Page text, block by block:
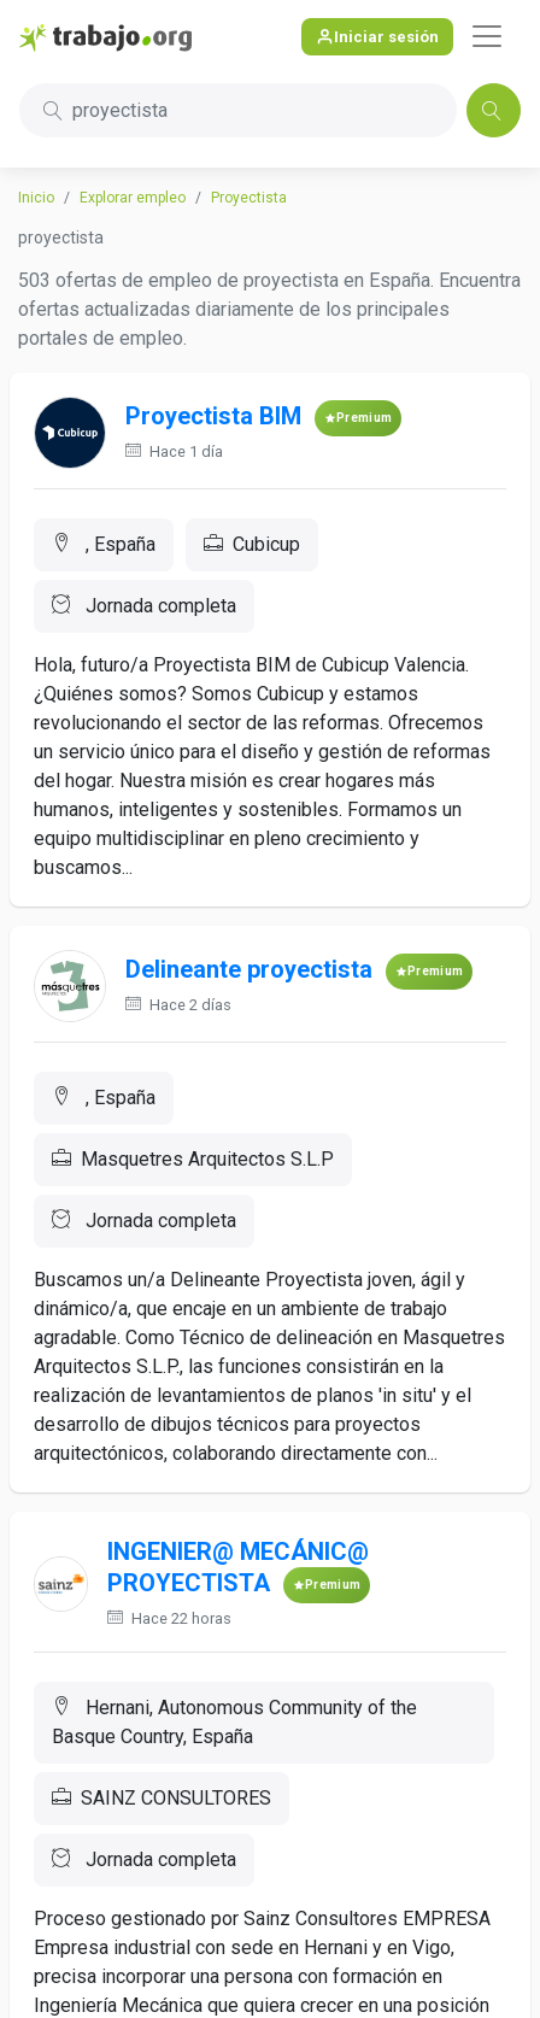
Iniciar sesión
proyectista
Inicio Explorar empleo Proyectista
proyectista
503 ofertas de empleo de proyectista en España. Encuentra
ofertas actualizadas diariamente de los principales
portales de empleo.
Proyectista BIM Premium
Hace 1 día
, España Cubicup
Jornada completa
Hola, futuro/a Proyectista BIM de Cubicup Valencia.
¿Quiénes somos? Somos Cubicup y estamos
revolucionando el sector de las reformas. Ofrecemos
un servicio único para el diseño y gestión de reformas
del hogar. Nuestra misión es crear hogares más
humanos, inteligentes y sostenibles. Formamos un
equipo multidisciplinar en pleno crecimiento y
buscamos...
Delineante proyectista Premium
Hace 2 días
, España
Masquetres Arquitectos S.L.P
Jornada completa
Buscamos un/a Delineante Proyectista joven, ágil y
dinámico/a, que encaje en un ambiente de trabajo
agradable. Como Técnico de delineación en Masquetres
Arquitectos S.L.P., las funciones consistirán en la
realización de levantamientos de planos 'in situ' y el
desarrollo de dibujos técnicos para proyectos
arquitectónicos, colaborando directamente con...
INGENIER@ MECÁNIC@
PROYECTISTA
Premium
Hace 22 horas
Hernani, Autonomous Community of the
Basque Country, España
SAINZ CONSULTORES
Jornada completa
Proceso gestionado por Sainz Consultores EMPRESA
Empresa industrial con sede en Hernani y en Vigo,
precisa incorporar una persona con formación en
Ingeniería Mecánica que quiera crecer en una posición